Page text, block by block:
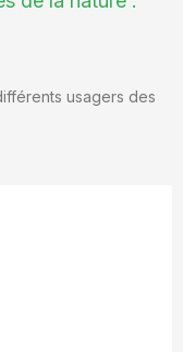
usagers des